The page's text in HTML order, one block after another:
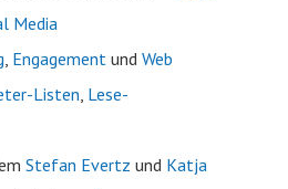
Media
, Engagementund Web
Listen, Lese-
Stefan Evertz und Katja